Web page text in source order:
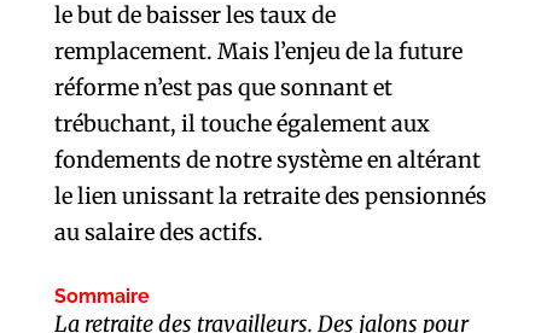
le but de baisser les taux de
remplacement. Mais l’enjeu de la future
réforme n’est pas que sonnant et
trébuchant, il touche également aux
fondements de notre système en altérant
le lien unissant la retraite des pensionnés
au salaire des actifs.
Sommaire
La retraite des travailleurs. Des jalons pour